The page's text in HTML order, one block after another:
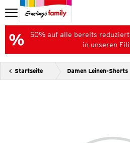
50% auf alle bereits
in unseren
Startseite Damen Leinen-Shorts